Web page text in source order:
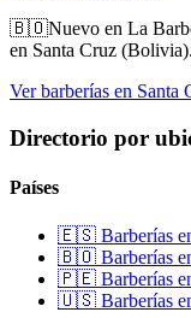
🇧🇴Nuevo en La
en Santa Cruz (Bolivia).
Ver barberías en Santa
Directorio por
Países
🇪🇸 Barberías
🇧🇴 Barberías
🇵🇪 Barberías
🇺🇸 Barberías